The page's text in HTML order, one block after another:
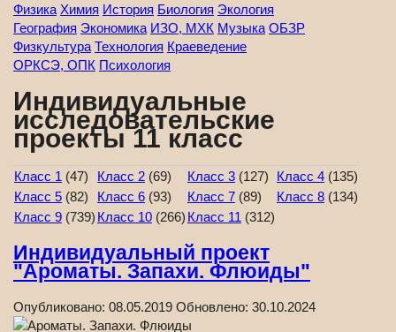
Физика Химия История Биология Экология
География Экономика ИЗО, МХК Музыка ОБЗР
Физкультура Технология Краеведение
ОРКСЭ, ОПК Психология
Индивидуальные
исследовательские
проекты 11 класс
Класс 1 (47) Класс 2 (69) Класс 3 (127) Класс 4 (135)
Класс 5 (82) Класс 6 (93) Класс 7 (89) Класс 8 (134)
Класс 9 (739) Класс 10 (266) Класс 11 (312)
Индивидуальный проект
"Ароматы. Запахи. Флюиды"
Опубликовано: 08.05.2019 Обновлено: 30.10.2024